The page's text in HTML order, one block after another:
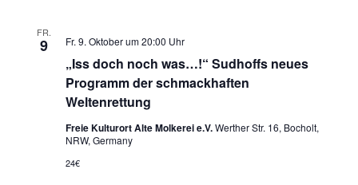
FR.
9
„Iss doch noch was…!“ Sudhoffs neues
Programm der schmackhaften
Weltenrettung
Fr. 9. Oktober um 20:00 Uhr
Freie Kulturort Alte Molkerei e.V.Werther Str. 16, Bocholt,
NRW, Germany
24€